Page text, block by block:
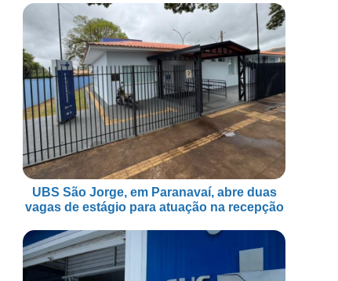
UBS São Jorge, em Paranavaí, abre duas
vagas de estágio para atuação na recepção